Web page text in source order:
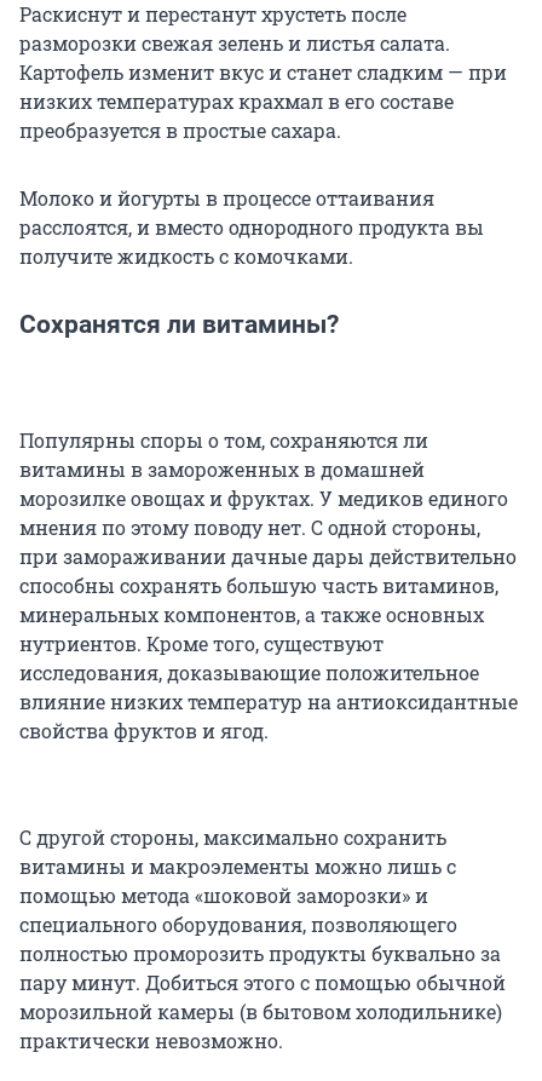
Раскиснут и перестанут хрустеть после
разморозки свежая зелень и листья салата.
Картофель изменит вкус и станет сладким — при
низких температурах крахмал в его составе
преобразуется в простые сахара.
Молоко и йогурты в процессе оттаивания
расслоятся, и вместо однородного продукта вы
получите жидкость с комочками.
Сохранятся ли витамины?
Популярны споры о том, сохраняются ли
витамины в замороженных в домашней
морозилке овощах и фруктах. У медиков единого
мнения по этому поводу нет. С одной стороны,
при замораживании дачные дары действительно
способны сохранять большую часть витаминов,
минеральных компонентов, а также основных
нутриентов. Кроме того, существуют
исследования, доказывающие положительное
влияние низких температур на антиоксидантные
свойства фруктов и ягод.
С другой стороны, максимально сохранить
витамины и макроэлементы можно лишь с
помощью метода «шоковой заморозки» и
специального оборудования, позволяющего
полностью проморозить продукты буквально за
пару минут. Добиться этого с помощью обычной
морозильной камеры (в бытовом холодильнике)
практически невозможно.